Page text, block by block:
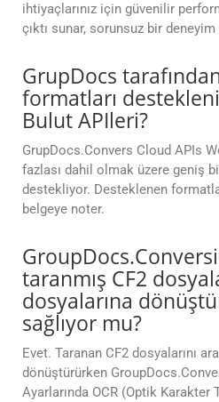
ihtiyaçlarınız için güvenilir
çıktı sunar, sorunsuz bir
GrupDocs
formatları
Bulut APIleri?
GrupDocs.Convers Cloud APIs
fazlası dahil olmak üzere geniş
destekliyor. Desteklenen
belgeye noter.
taranmış CF2
dosyalarına
sağlıyor mu?
Evet. Taranan CF2 dosyalarını
dönüştürürken
Ayarlarında OCR (Optik Karakter